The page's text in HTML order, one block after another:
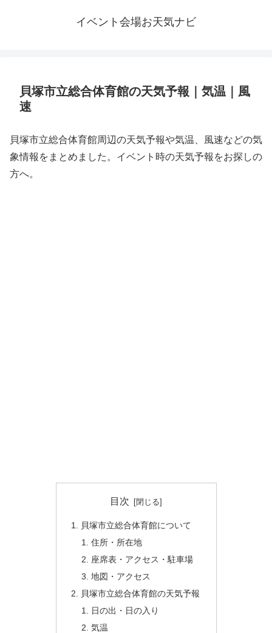
イベント会場お天気ナビ
貝塚市立総合体育館の天気予報｜気温｜風
速
貝塚市立総合体育館周辺の天気予報や気温、風速などの気
象情報をまとめました。イベント時の天気予報をお探しの
方へ。
目次
貝塚市立総合体育館について
住所・所在地
座席表・アクセス・駐車場
地図・アクセス
貝塚市立総合体育館の天気予報
日の出・日の入り
気温